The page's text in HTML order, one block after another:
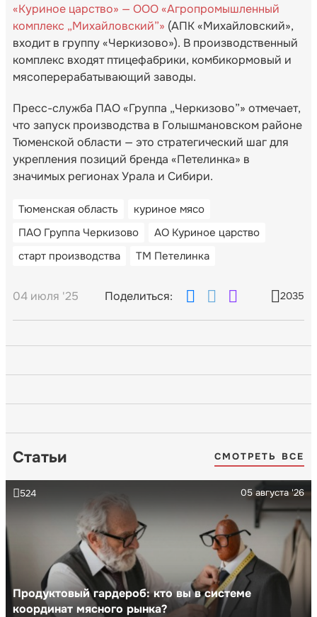
«Куриное царство» — ООО «Агропромышленный
комплекс „Михайловский”» (АПК «Михайловский»,
входит в группу «Черкизово»). В производственный
комплекс входят птицефабрики, комбикормовый и
мясоперерабатывающий заводы.
Пресс-служба ПАО «Группа „Черкизово”» отмечает,
что запуск производства в Голышмановском районе
Тюменской области — это стратегический шаг для
укрепления позиций бренда «Петелинка» в
значимых регионах Урала и Сибири.
Тюменская область
куриное мясо
ПАО Группа Черкизово
АО Куриное царство
старт производства
ТМ Петелинка
04 июля '25 Поделиться: 2035
Статьи СМОТРЕТЬ ВСЕ
Продуктовый гардероб: кто вы в системе
координат мясного рынка?
05 августа '26
524